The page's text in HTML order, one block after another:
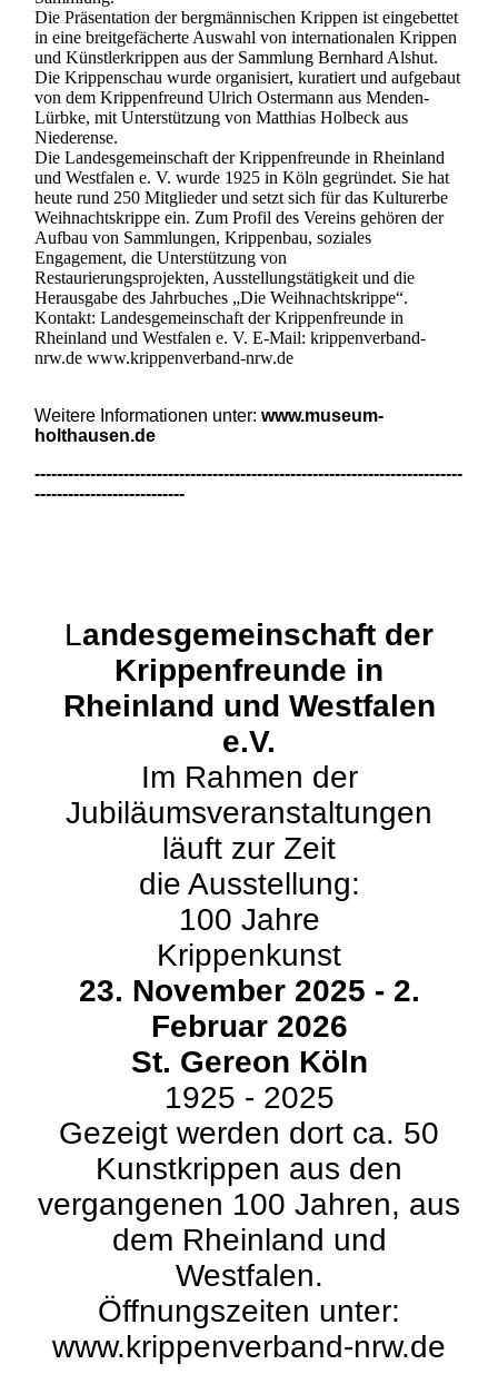
Die Präsentation der bergmännischen Krippen ist eingebettet
in eine breitgefächerte Auswahl von internationalen Krippen
und Künstlerkrippen aus der Sammlung Bernhard Alshut.
Die Krippenschau wurde organisiert, kuratiert und aufgebaut
von dem Krippenfreund Ulrich Ostermann aus Menden-
Lürbke, mit Unterstützung von Matthias Holbeck aus
Niederense.
Die Landesgemeinschaft der Krippenfreunde in Rheinland
und Westfalen e. V. wurde 1925 in Köln gegründet. Sie hat
heute rund 250 Mitglieder und setzt sich für das Kulturerbe
Weihnachtskrippe ein. Zum Profil des Vereins gehören der
Aufbau von Sammlungen, Krippenbau, soziales
Engagement, die Unterstützung von
Restaurierungsprojekten, Ausstellungstätigkeit und die
Herausgabe des Jahrbuches „Die Weihnachtskrippe“.
Kontakt: Landesgemeinschaft der Krippenfreunde in
Rheinland und Westfalen e. V. E-Mail: krippenverband-
nrw.de www.krippenverband-nrw.de
Weitere Informationen unter: www.museum-
holthausen.de
-----------------------------------------------------------------------------
---------------------------
Landesgemeinschaft der
Krippenfreunde in
Rheinland und Westfalen
e.V.
Im Rahmen der
Jubiläumsveranstaltungen
läuft zur Zeit
die Ausstellung:
100 Jahre
Krippenkunst
23. November 2025 - 2.
Februar 2026
St. Gereon Köln
1925 - 2025
Gezeigt werden dort ca. 50
Kunstkrippen aus den
vergangenen 100 Jahren, aus
dem Rheinland und
Westfalen.
Öffnungszeiten unter:
www.krippenverband-nrw.de